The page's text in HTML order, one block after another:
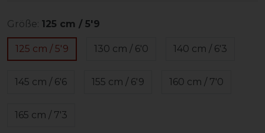
Größe: 125 cm / 5'9
125 cm / 5'9 130 cm / 6'0 140 cm / 6'3
145 cm / 6'6 155 cm / 6'9 160 cm / 7'0
165 cm / 7'3